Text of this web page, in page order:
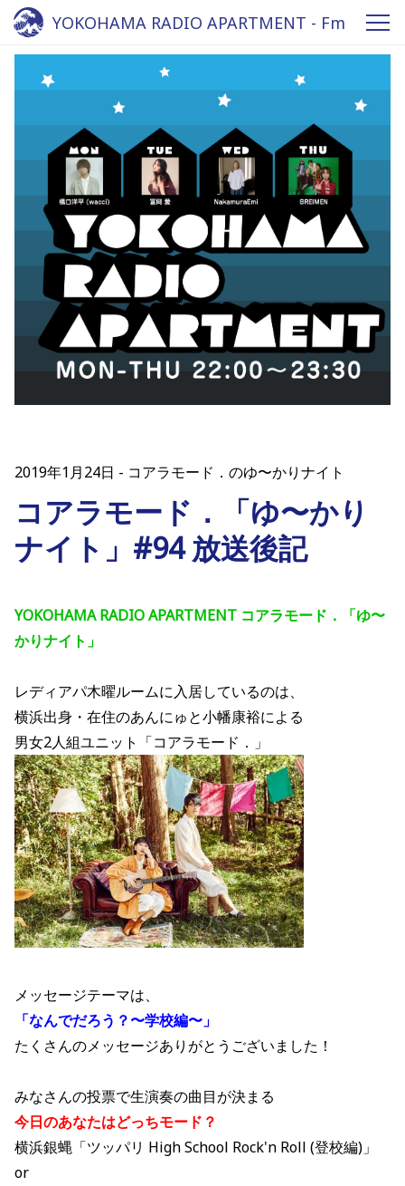
YOKOHAMA RADIO APARTMENT - Fm
yokohama 84.7
2019年1月24日 コアラモード．のゆ〜かりナイト
コアラモード．「ゆ〜かり
ナイト」#94 放送後記
YOKOHAMA RADIO APARTMENT コアラモード．「ゆ〜
かりナイト」
レディアパ木曜ルームに入居しているのは、
横浜出身・在住のあんにゅと小幡康裕による
男女2人組ユニット「コアラモード．」
メッセージテーマは、
「なんでだろう？〜学校編〜」
たくさんのメッセージありがとうございました！
みなさんの投票で生演奏の曲目が決まる
今日のあなたはどっちモード？
横浜銀蝿「ツッパリ High School Rock'n Roll (登校編)」
or